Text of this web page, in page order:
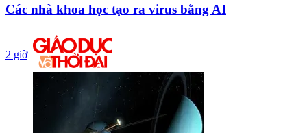
Các nhà khoa học tạo ra virus bằng AI
2 giờ